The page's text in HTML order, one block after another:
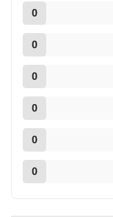
0
0
0
0
0
0